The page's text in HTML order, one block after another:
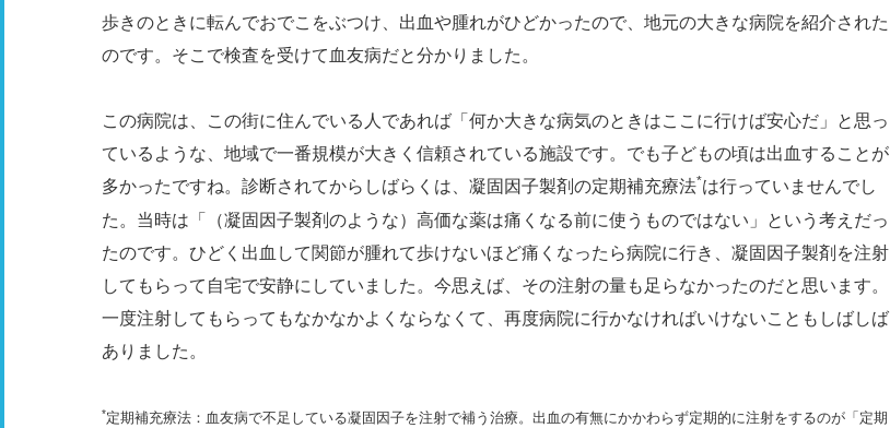
歩きのときに転んでおでこをぶつけ、出血や腫れがひどかったので、地元の大きな病院を紹介された
のです。そこで検査を受けて血友病だと分かりました。
この病院は、この街に住んでいる人であれば「何か大きな病気のときはここに行けば安心だ」と思っ
ているような、地域で一番規模が大きく信頼されている施設です。でも子どもの頃は出血することが
多かったですね。診断されてからしばらくは、凝固因子製剤の定期補充療法*は行っていませんでし
た。当時は「（凝固因子製剤のような）高価な薬は痛くなる前に使うものではない」という考えだっ
たのです。ひどく出血して関節が腫れて歩けないほど痛くなったら病院に行き、凝固因子製剤を注射
してもらって自宅で安静にしていました。今思えば、その注射の量も足らなかったのだと思います。
一度注射してもらってもなかなかよくならなくて、再度病院に行かなければいけないこともしばしば
ありました。
*定期補充療法：血友病で不足している凝固因子を注射で補う治療。出⾎の有無にかかわらず定期的に注射をするのが「定期